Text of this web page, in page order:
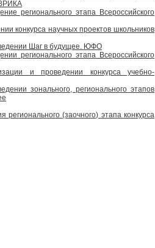
регионального этапа Всероссийского
конкурса научных проектов школьников
Шаг в будущее. ЮФО
регионального этапа Всероссийского
и проведении конкурса учебно-
зонального, регионального этапов
(заочного) этапа конкурса